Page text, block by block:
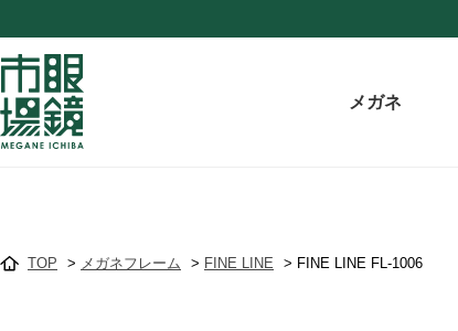
メガネ
TOP > メガネフレーム > FINE LINE > FINE LINE FL-1006